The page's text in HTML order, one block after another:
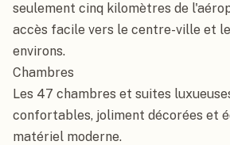
seulement cinq kilomètres de
accès facile vers le centre-ville et
environs.
Chambres
Les 47 chambres et suites
confortables, joliment décorées et
matériel moderne.